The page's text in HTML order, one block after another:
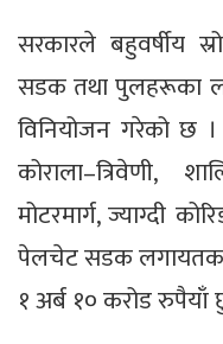
सरकारले बहुवर्षीय
सडक तथा पुलहरूका
विनियोजन गरेको छ
कोराला–त्रिवेणी,
मोटरमार्ग, ज्याग्दी
पेलचेट सडक लगायतका
१ अर्ब १० करोड रुपैयाँ